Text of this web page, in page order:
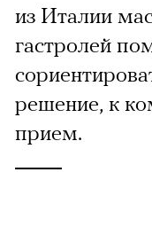
из Италии
гастролей
решение, к
прием.